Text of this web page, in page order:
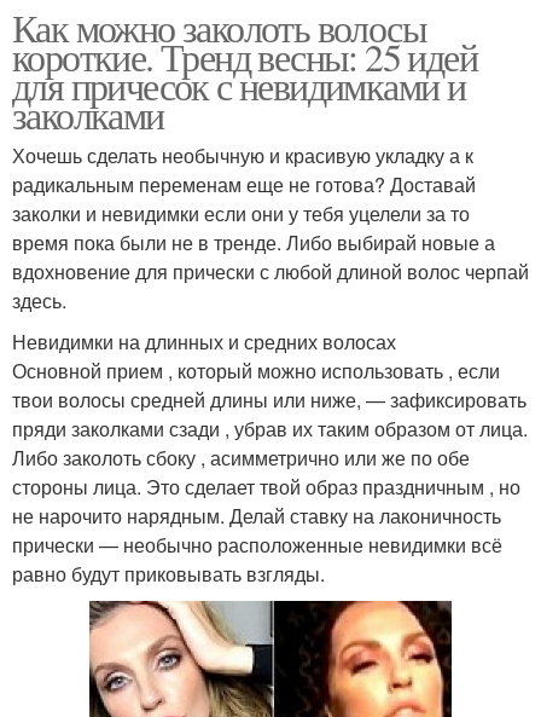
Как можно заколоть волосы
короткие. Тренд весны: 25 идей
для причесок с невидимками и
заколками
Хочешь сделать необычную и красивую укладку а к
радикальным переменам еще не готова? Доставай
заколки и невидимки если они у тебя уцелели за то
время пока были не в тренде. Либо выбирай новые а
вдохновение для прически с любой длиной волос черпай
здесь.
Невидимки на длинных и средних волосах
Основной прием , который можно использовать , если
твои волосы средней длины или ниже, — зафиксировать
пряди заколками сзади , убрав их таким образом от лица.
Либо заколоть сбоку , асимметрично или же по обе
стороны лица. Это сделает твой образ праздничным , но
не нарочито нарядным. Делай ставку на лаконичность
прически — необычно расположенные невидимки всё
равно будут приковывать взгляды.